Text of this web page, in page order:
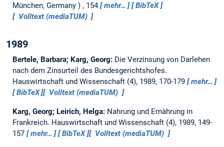
München, Germany
, 154 mehr…
BibTeX
Volltext (mediaTUM)
1989
Bertele, Barbara; Karg, Georg: Die Verzinsung von Darlehen
nach dem Zinsurteil des Bundesgerichtshofes.
Hauswirtschaft und Wissenschaft (4), 1989, 170-179
mehr…
BibTeX
Volltext (mediaTUM)
Karg, Georg; Leirich, Helga: Nahrung und Ernährung in
Frankreich. Hauswirtschaft und Wissenschaft (4), 1989, 149-
157
mehr… BibTeX Volltext (mediaTUM)